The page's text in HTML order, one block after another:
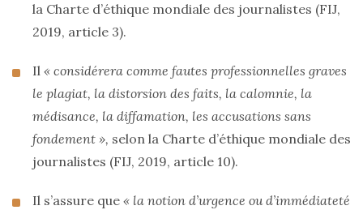
la Charte d’éthique mondiale des journalistes (FIJ,
2019, article 3).
Il « considérera comme fautes professionnelles graves
le plagiat, la distorsion des faits, la calomnie, la
médisance, la diffamation, les accusations sans
fondement », selon la Charte d’éthique mondiale des
journalistes (FIJ, 2019, article 10).
Il s’assure que « la notion d’urgence ou d’immédiateté